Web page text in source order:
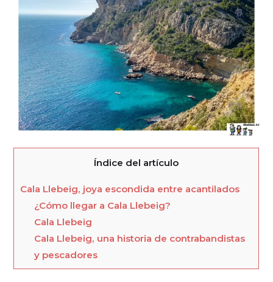
Índice del artículo
Cala Llebeig, joya escondida entre acantilados
¿Cómo llegar a Cala Llebeig?
Cala Llebeig
Cala Llebeig, una historia de contrabandistas
y pescadores